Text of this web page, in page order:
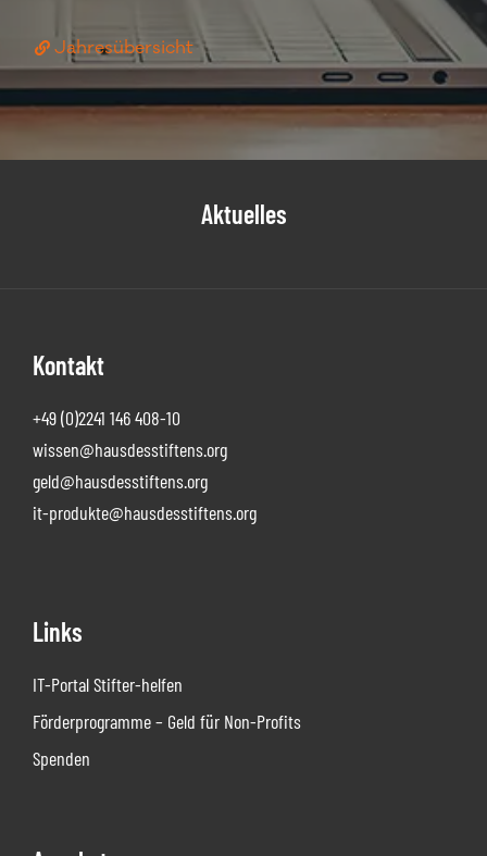
Jahresübersicht
Aktuelles
Kontakt
+49 (0)2241 146 408-10
wissen@hausdesstiftens.org
geld@hausdesstiftens.org
it-produkte@hausdesstiftens.org
Links
IT-Portal Stifter-helfen
Förderprogramme – Geld für Non-Profits
Spenden